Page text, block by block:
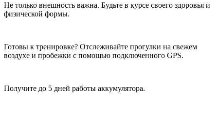
Не только внешность важна. Будьте в курсе своего здоровья и
физической формы.
Готовы к тренировке? Отслеживайте прогулки на свежем
воздухе и пробежки с помощью подключенного GPS.
Получите до 5 дней работы аккумулятора.